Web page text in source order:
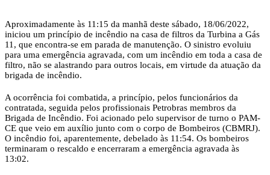
Aproximadamente às 11:15 da manhã deste sábado, 18/06/2022,
iniciou um princípio de incêndio na casa de filtros da Turbina a Gás
11, que encontra-se em parada de manutenção. O sinistro evoluiu
para uma emergência agravada, com um incêndio em toda a casa de
filtro, não se alastrando para outros locais, em virtude da atuação da
brigada de incêndio.
A ocorrência foi combatida, a princípio, pelos funcionários da
contratada, seguida pelos profissionais Petrobras membros da
Brigada de Incêndio. Foi acionado pelo supervisor de turno o PAM-
CE que veio em auxílio junto com o corpo de Bombeiros (CBMRJ).
O incêndio foi, aparentemente, debelado às 11:54. Os bombeiros
terminaram o rescaldo e encerraram a emergência agravada às
13:02.